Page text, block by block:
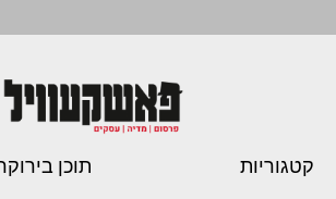
קטגוריות תוכן